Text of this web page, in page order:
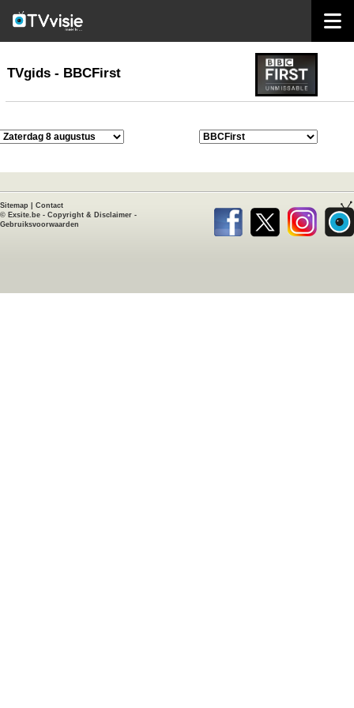
TVgids
TVgids - BBCFirst
Sitemap
Contact
© Exsite.be - Copyright & Disclaimer -
Gebruiksvoorwaarden